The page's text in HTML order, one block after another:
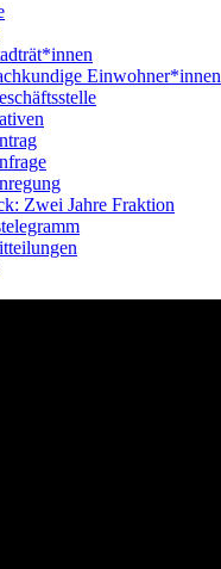
Einwohner*innen
Zwei Jahre Fraktion